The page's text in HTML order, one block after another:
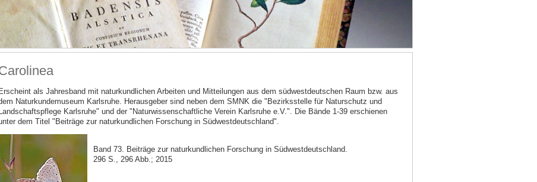
Erscheint als Jahresband mit naturkundlichen Arbeiten und Mitteilungen aus dem südwestdeutschen Raum bzw. aus
Naturkundemuseum Karlsruhe. Herausgeber sind neben dem SMNK die "Bezirksstelle für Naturschutz und
Landschaftspflege Karlsruhe" und der "Naturwissenschaftliche Verein Karlsruhe e.V.". Die Bände 1-39 erschienen
dem Titel "Beiträge zur naturkundlichen Forschung in Südwestdeutschland".
Band 73. Beiträge zur naturkundlichen Forschung in Südwestdeutschland.
296 S., 296 Abb.; 2015